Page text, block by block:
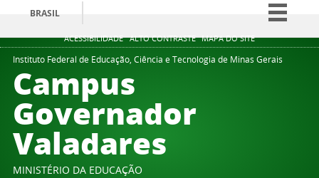
ACESSIBILIDADE ALTO CONTRASTE MAPA DO SITE
BRASIL
Simplifique!
Comunica BR
Instituto Federal de Educação, Ciência e Tecnologia de Minas Gerais
Campus
Governador
Valadares
MINISTÉRIO DA EDUCAÇÃO